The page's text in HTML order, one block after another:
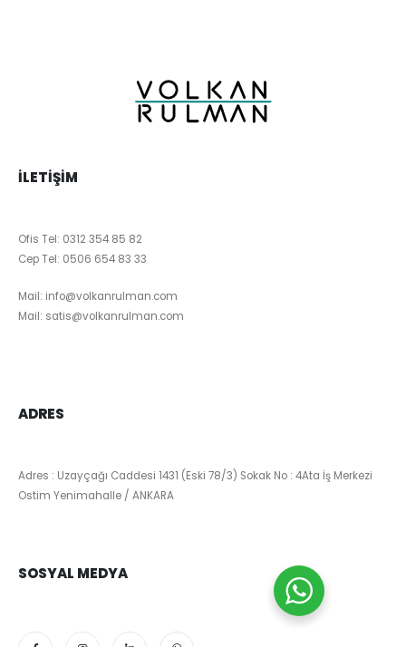
İLETIŞIM
Ofis Tel: 0312 354 85 82
Cep Tel: 0506 654 83 33
Mail: info@volkanrulman.com
Mail: satis@volkanrulman.com
ADRES
Adres : Uzayçağı Caddesi 1431 (Eski 78/3) Sokak No : 4Ata İş Merkezi
Ostim Yenimahalle / ANKARA
SOSYAL MEDYA